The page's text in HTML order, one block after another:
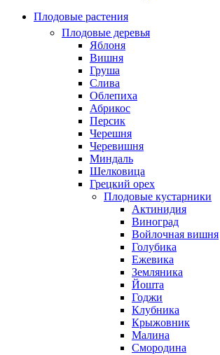
Плодовые растения
Плодовые деревья
Яблоня
Вишня
Груша
Слива
Облепиха
Абрикос
Персик
Черешня
Черевишня
Миндаль
Шелковица
Грецкий орех
Плодовые кустарники
Актинидия
Виноград
Войлочная вишня
Голубика
Ежевика
Земляника
Йошта
Годжи
Клубника
Крыжовник
Малина
Смородина